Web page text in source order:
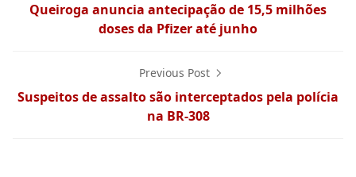
Queiroga anuncia antecipação de 15,5 milhões
doses da Pfizer até junho
Previous Post
Suspeitos de assalto são interceptados pela polícia
na BR-308